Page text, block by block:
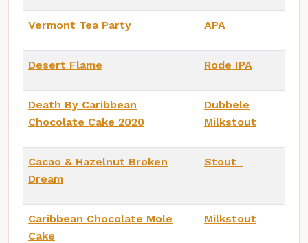
Vermont Tea Party APA
Desert Flame Rode IPA
Death By Caribbean
Chocolate Cake 2020
Dubbele
Milkstout
Cacao & Hazelnut Broken
Dream
Stout_
Caribbean Chocolate Mole
Cake
Milkstout